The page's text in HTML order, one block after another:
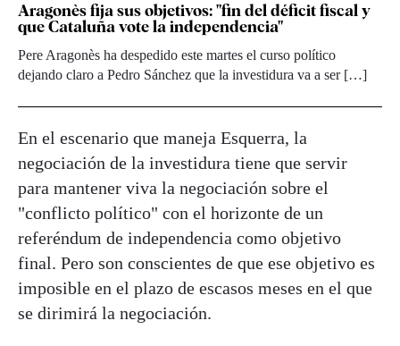
Aragonès fija sus objetivos: "fin del déficit fiscal y
que Cataluña vote la independencia"
Pere Aragonès ha despedido este martes el curso político
dejando claro a Pedro Sánchez que la investidura va a ser […]
En el escenario que maneja Esquerra, la
negociación de la investidura tiene que servir
para mantener viva la negociación sobre el
"conflicto político" con el horizonte de un
referéndum de independencia como objetivo
final. Pero son conscientes de que ese objetivo es
imposible en el plazo de escasos meses en el que
se dirimirá la negociación.